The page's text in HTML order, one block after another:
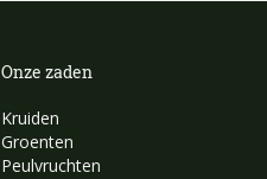
Onze zaden
Kruiden
Groenten
Peulvruchten